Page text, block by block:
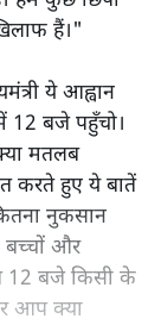
हैं।"
ये आह्वान
12 बजे पहुँचो।
मतलब
करते हुए ये बातें
नुकसान
बच्चों और
12 बजे किसी के
आप क्या